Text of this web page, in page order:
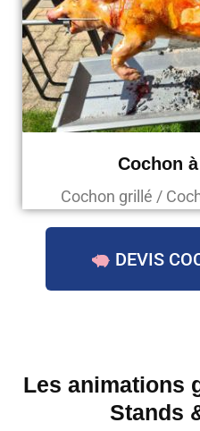
Cochon
Cochon grillé /
DEVIS
Les animations
Stands